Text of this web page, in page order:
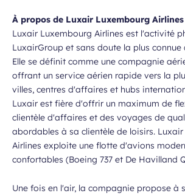
À propos de Luxair Luxembourg Airlines
Luxair Luxembourg Airlines est l'activité
LuxairGroup et sans doute la plus
Elle se définit comme une compagnie
offrant un service aérien rapide vers la
villes, centres d'affaires et hubs
Luxair est fière d'offrir un maximum de
clientèle d'affaires et des voyages de
abordables à sa clientèle de loisirs.
Airlines exploite une flotte d'avions
confortables (Boeing 737 et De Havilland
Une fois en l'air, la compagnie propose à